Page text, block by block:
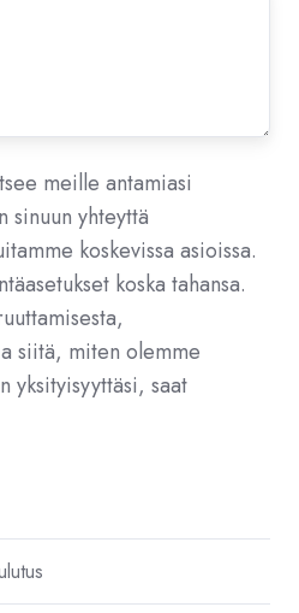
meille antamiasi
sinuun yhteyttä
koskevissa asioissa.
koska tahansa.
siitä, miten olemme
yksityisyyttäsi, saat